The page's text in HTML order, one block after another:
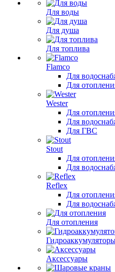
Для воды
Для душа
Для топлива
Flamco
Для
Для
Wester
Для
Для
Для ГВС
Stout
Для
Для
Reflex
Для
Для
Для отопления
Аксессуары